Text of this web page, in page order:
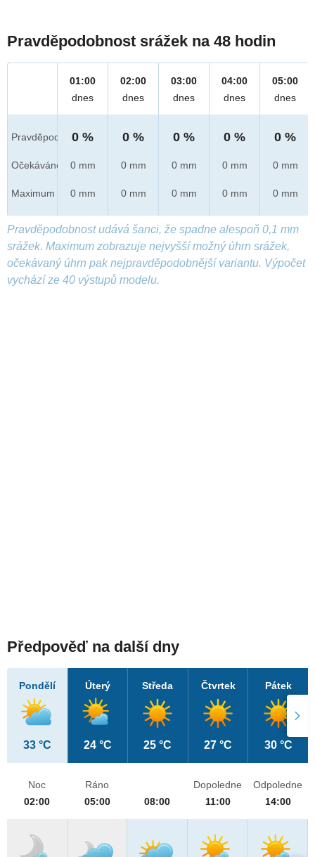
Pravděpodobnost srážek na 48 hodin
Pravděpod.
Očekáváno
Maximum
01:00
dnes
0 %
0 mm
0 mm
02:00
dnes
0 %
0 mm
0 mm
03:00
dnes
0 %
0 mm
0 mm
04:00
dnes
0 %
0 mm
0 mm
05:00
dnes
0 %
0 mm
0 mm
Pravděpodobnost udává šanci, že spadne alespoň 0,1 mm
srážek. Maximum zobrazuje nejvyšší možný úhrn srážek,
očekávaný úhrn pak nejpravděpodobnější variantu. Výpočet
vychází ze 40 výstupů modelu.
Předpověď na další dny
Pondělí
33 °C
Úterý
24 °C
Středa
25 °C
Čtvrtek
27 °C
Pátek
30 °C
Noc
02:00
Ráno
05:00
08:00
Dopoledne
11:00
Odpoledne
14:00